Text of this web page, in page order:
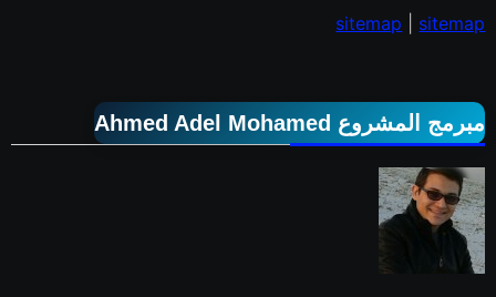
sitemap sitemap
مبرمج المشروع Ahmed Adel Mohamed